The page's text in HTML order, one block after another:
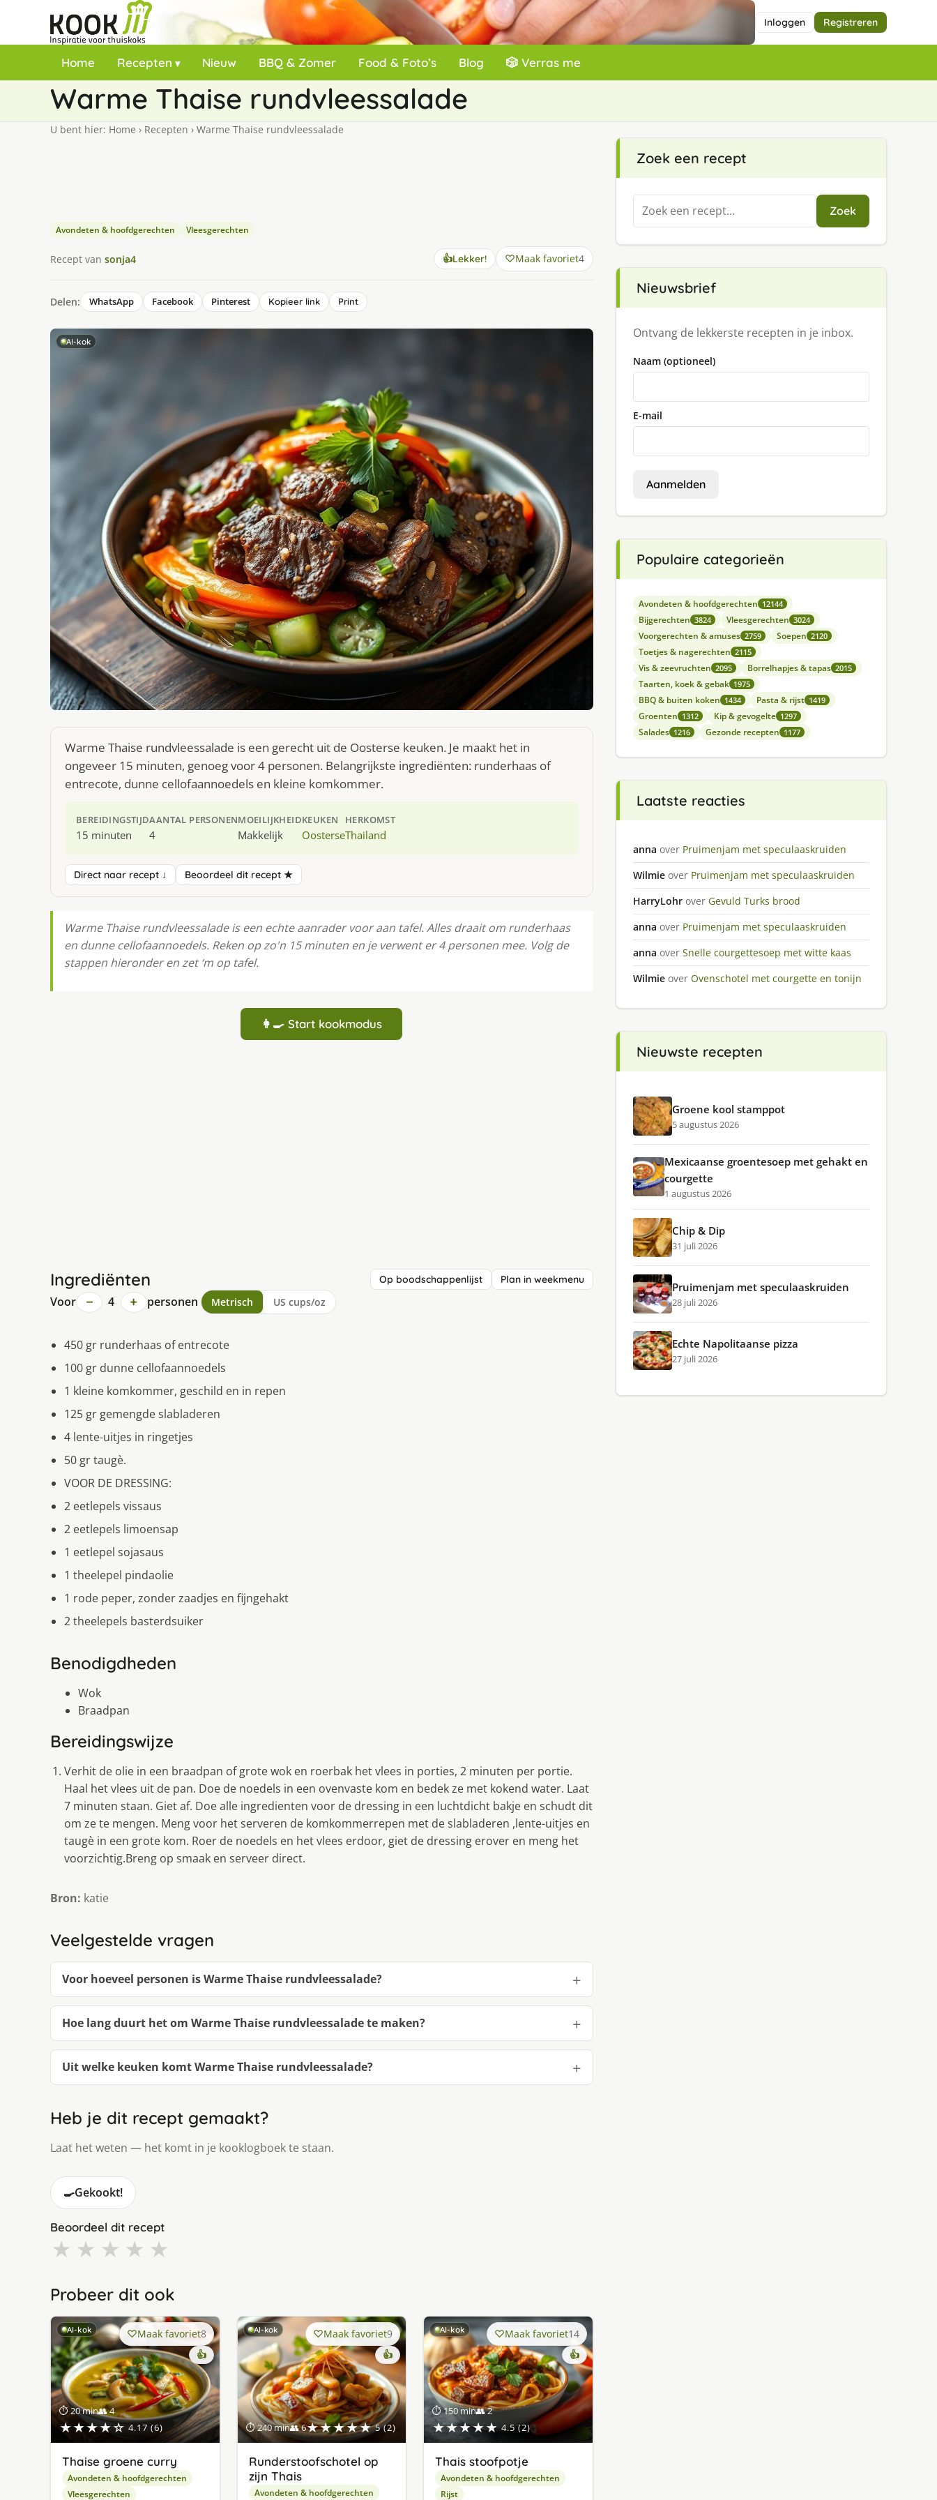
Inloggen Registreren
Home Recepten Nieuw BBQ & Zomer Food & Foto’s Blog 🎲 Verras me
Warme Thaise rundvleessalade
U bent hier: Home › Recepten › Warme Thaise rundvleessalade
Avondeten & hoofdgerechten Vleesgerechten
Recept van sonja4 👍Lekker! Maak favoriet4
Delen: WhatsApp Facebook Pinterest Kopieer link Print
AI-kok
Warme Thaise rundvleessalade is een gerecht uit de Oosterse keuken. Je maakt het in
ongeveer 15 minuten, genoeg voor 4 personen. Belangrijkste ingrediënten: runderhaas of
entrecote, dunne cellofaannoedels en kleine komkommer.
BEREIDINGSTIJD
15 minuten
AANTAL PERSONEN
4
MOEILIJKHEID
Makkelijk
KEUKEN
Oosterse
HERKOMST
Thailand
Direct naar recept ↓ Beoordeel dit recept ★
Warme Thaise rundvleessalade is een echte aanrader voor aan tafel. Alles draait om runderhaas
en dunne cellofaannoedels. Reken op zo'n 15 minuten en je verwent er 4 personen mee. Volg de
stappen hieronder en zet ‘m op tafel.
👩‍🍳 Start kookmodus
Ingrediënten Op boodschappenlijst Plan in weekmenu
Voor − 4 + personen Metrisch US cups/oz
450 gr runderhaas of entrecote
100 gr dunne cellofaannoedels
1 kleine komkommer, geschild en in repen
125 gr gemengde slabladeren
4 lente-uitjes in ringetjes
50 gr taugè.
VOOR DE DRESSING:
2 eetlepels vissaus
2 eetlepels limoensap
1 eetlepel sojasaus
1 theelepel pindaolie
1 rode peper, zonder zaadjes en fijngehakt
2 theelepels basterdsuiker
Benodigdheden
Wok
Braadpan
Bereidingswijze
Verhit de olie in een braadpan of grote wok en roerbak het vlees in porties, 2 minuten per portie.
Haal het vlees uit de pan. Doe de noedels in een ovenvaste kom en bedek ze met kokend water. Laat
7 minuten staan. Giet af. Doe alle ingredienten voor de dressing in een luchtdicht bakje en schudt dit
om ze te mengen. Meng voor het serveren de komkommerrepen met de slabladeren ,lente-uitjes en
taugè in een grote kom. Roer de noedels en het vlees erdoor, giet de dressing erover en meng het
voorzichtig.Breng op smaak en serveer direct.
Bron: katie
Veelgestelde vragen
Voor hoeveel personen is Warme Thaise rundvleessalade?
Hoe lang duurt het om Warme Thaise rundvleessalade te maken?
Uit welke keuken komt Warme Thaise rundvleessalade?
Heb je dit recept gemaakt?
Laat het weten — het komt in je kooklogboek te staan.
🍳Gekookt!
Beoordeel dit recept
★ ★ ★ ★ ★
Probeer dit ook
AI-kok
⏱ 20 min👥 4
★★★★☆ 4.17 (6)
Maak favoriet8
👍
Thaise groene curry
Avondeten & hoofdgerechten
Vleesgerechten
AI-kok
⏱ 240 min👥 6★★★★★ 5 (2)
Maak favoriet9
👍
Runderstoofschotel op
zijn Thais
Avondeten & hoofdgerechten
AI-kok
⏱ 150 min👥 2
★★★★★ 4.5 (2)
Maak favoriet14
👍
Thais stoofpotje
Avondeten & hoofdgerechten
Rijst
Zoek een recept
Zoeken
naar:
Zoek
Nieuwsbrief
Ontvang de lekkerste recepten in je inbox.
Naam (optioneel)
E-mail
Aanmelden
Populaire categorieën
Avondeten & hoofdgerechten 12144
Bijgerechten 3824 Vleesgerechten 3024
Voorgerechten & amuses 2759 Soepen 2120
Toetjes & nagerechten 2115
Vis & zeevruchten 2095 Borrelhapjes & tapas 2015
Taarten, koek & gebak 1975
BBQ & buiten koken 1434 Pasta & rijst 1419
Groenten 1312 Kip & gevogelte 1297
Salades 1216 Gezonde recepten 1177
Laatste reacties
anna over Pruimenjam met speculaaskruiden
Wilmie over Pruimenjam met speculaaskruiden
HarryLohr over Gevuld Turks brood
anna over Pruimenjam met speculaaskruiden
anna over Snelle courgettesoep met witte kaas
Wilmie over Ovenschotel met courgette en tonijn
Nieuwste recepten
Groene kool stamppot
5 augustus 2026
Mexicaanse groentesoep met gehakt en
courgette
1 augustus 2026
Chip & Dip
31 juli 2026
Pruimenjam met speculaaskruiden
28 juli 2026
Echte Napolitaanse pizza
27 juli 2026